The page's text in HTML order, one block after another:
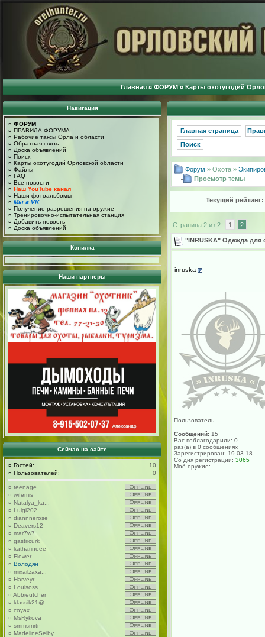
Главная ¤ ФОРУМ ¤ Карты охотугодий
Навигация
¤ ФОРУМ
¤ ПРАВИЛА ФОРУМА
¤ Рабочие таксы Орла и области
¤ Обратная связь
¤ Доска объявлений
¤ Поиск
¤ Карты охотугодий Орловской области
¤ Файлы
¤ FAQ
¤ Все новости
¤ Наш YouTube канал
¤ Наши фотоальбомы
¤ Мы в VK
¤ Получение разрешения на оружие
¤ Тренировочно-испытательная станция
¤ Добавить новость
¤ Доска объявлений
Копилка
Наши партнеры
Сейчас на сайте
¤ Гостей:
10
¤ Пользователей: 0
¤ teenage
¤ wifemis
¤ Natalya_ka...
¤ Luigi202
¤ diannnerose
¤ Deavers12
¤ mar7w7
¤ gastricurk
¤ katharineee
¤ Flower
¤ Володян
¤ mixailzaxa...
¤ Harveyr
¤ Louisoss
¤ Abbieutcher
¤ klassik21@...
¤ coyax
¤ MsRykova
¤ smmsmrtn
¤ MadelineSelby
Главная страница
Поиск
Форум » Охота »
Просмотр темы
Текущий рейтинг:
Страница 2 из 2 1 2
"INRUSKA" Одежда для
inruska
Пользователь
Сообщений: 15
Вас поблагодарили: 0
раз(а) в 0 сообщениях
Зарегистрирован: 19.03.18
Со дня регистрации: 3065
Моё оружие: